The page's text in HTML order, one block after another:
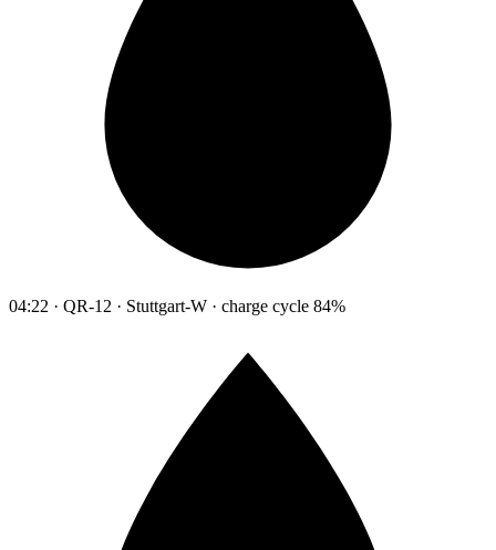
04:22 · QR-12 · Stuttgart-W · charge cycle 84%